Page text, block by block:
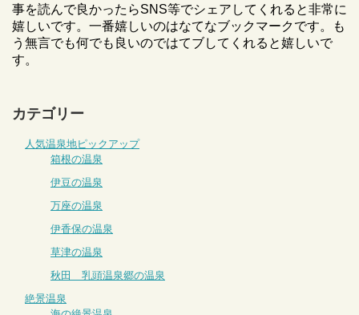
事を読んで良かったらSNS等でシェアしてくれると非常に
嬉しいです。一番嬉しいのはなてなブックマークです。も
う無言でも何でも良いのではてブしてくれると嬉しいで
す。
カテゴリー
人気温泉地ピックアップ
箱根の温泉
伊豆の温泉
万座の温泉
伊香保の温泉
草津の温泉
秋田 乳頭温泉郷の温泉
絶景温泉